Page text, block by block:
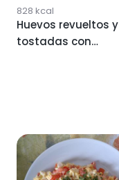
828 kcal
Huevos revueltos y
tostadas con